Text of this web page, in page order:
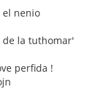
el nenio
la tuthomar'
perfida !